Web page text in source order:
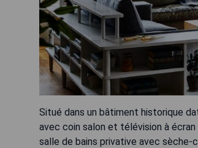
Situé dans un bâtiment historique
avec coin salon et télévision à
salle de bains privative avec